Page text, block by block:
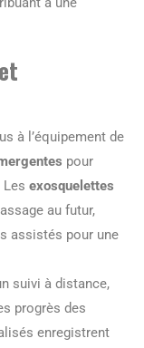
à l’équipement de
pour
Les exosquelettes
au futur,
assistés pour une
suivi à distance,
progrès des
enregistrent